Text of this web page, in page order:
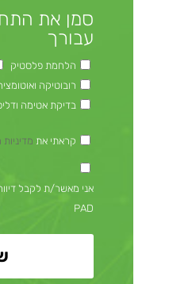
סמן את
עבורך
הלחמת פלסטיק
רובוטיקה
בדיקת אטימה
קראתי את
PAD